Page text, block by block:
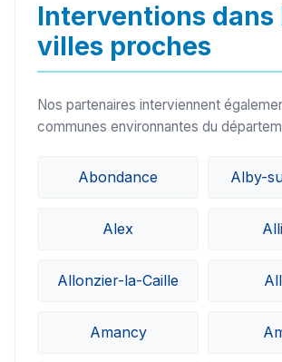
48h.
Interventions dans
villes proches
Nos partenaires interviennent
communes environnantes du
Abondance Alby-
Alex
Allonzier-la-Caille
Amancy